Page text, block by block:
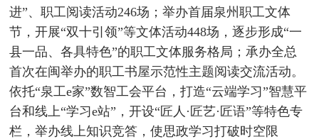
进”、职工阅读活动246场；举办首届泉州职工文体
节，开展“双十引领”等文体活动448场，逐步形成“一
县一品、各具特色”的职工文体服务格局；承办全总
首次在闽举办的职工书屋示范性主题阅读交流活动。
依托“泉工e家”数智工会平台，打造“云端学习”智慧平
台和线上“学习e站”，开设“匠人·匠艺·匠语”等特色专
栏，举办线上知识竞答，使思政学习打破时空限